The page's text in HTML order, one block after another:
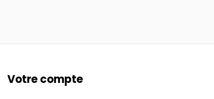
Votre compte